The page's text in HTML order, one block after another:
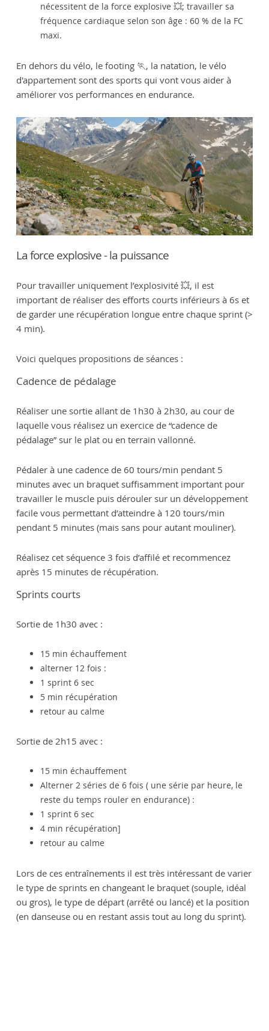
nécessitent de la force explosive 💥; travailler sa
fréquence cardiaque selon son âge : 60 % de la FC
maxi.
En dehors du vélo, le footing 🏃, la natation, le vélo
d'appartement sont des sports qui vont vous aider à
améliorer vos performances en endurance.
La force explosive - la puissance
Pour travailler uniquement l’explosivité 💥, il est
important de réaliser des efforts courts inférieurs à 6s et
de garder une récupération longue entre chaque sprint (>
4 min).
Voici quelques propositions de séances :
Cadence de pédalage
Réaliser une sortie allant de 1h30 à 2h30, au cour de
laquelle vous réalisez un exercice de “cadence de
pédalage” sur le plat ou en terrain vallonné.
Pédaler à une cadence de 60 tours/min pendant 5
minutes avec un braquet suffisamment important pour
travailler le muscle puis dérouler sur un développement
facile vous permettant d’atteindre à 120 tours/min
pendant 5 minutes (mais sans pour autant mouliner).
Réalisez cet séquence 3 fois d’affilé et recommencez
après 15 minutes de récupération.
Sprints courts
Sortie de 1h30 avec :
15 min échauffement
alterner 12 fois :
1 sprint 6 sec
5 min récupération
retour au calme
Sortie de 2h15 avec :
15 min échauffement
Alterner 2 séries de 6 fois ( une série par heure, le
reste du temps rouler en endurance) :
1 sprint 6 sec
4 min récupération]
retour au calme
Lors de ces entraînements il est très intéressant de varier
le type de sprints en changeant le braquet (souple, idéal
ou gros), le type de départ (arrêté ou lancé) et la position
(en danseuse ou en restant assis tout au long du sprint).